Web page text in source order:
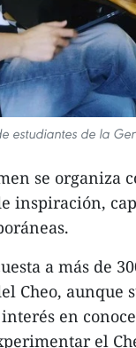
estudiantes de la
se organiza
inspiración,
a más de
Cheo, aunque
en
el